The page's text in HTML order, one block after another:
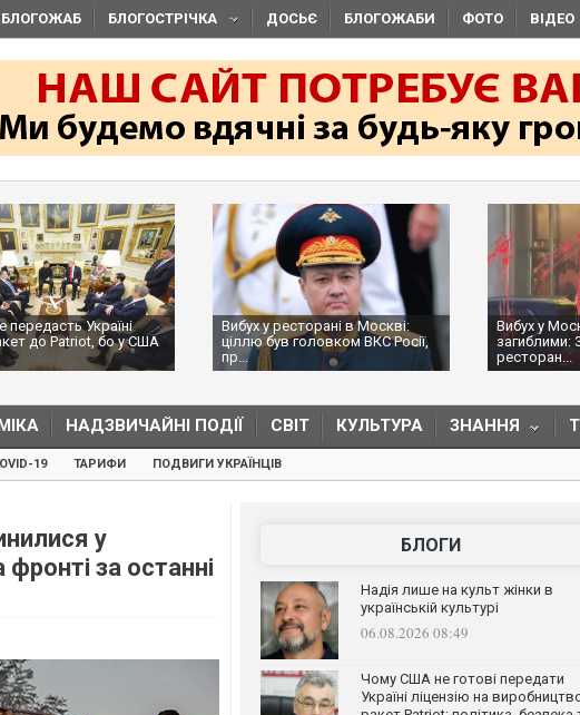
БЛОГОСТРІЧКА ДОСЬЄ БЛОГОЖАБИ ФОТО ВІДЕО
передасть Україні
до Patriot, бо у США
Вибух у ресторані в Москві:
ціллю був головком ВКС Росії,
пр...
Вибух у
загиблими:
ресторан...
НАДЗВИЧАЙНІ ПОДІЇ СВІТ КУЛЬТУРА ЗНАННЯ
19 ТАРИФИ ПОДВИГИ УКРАЇНЦІВ
у
за останні
БЛОГИ
Надія лише на культ жінки в
українській культурі
06.08.2026 08:49
Чому США не готові передати
Україні ліцензію на